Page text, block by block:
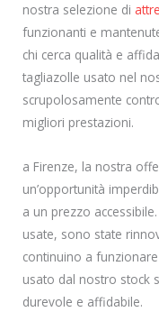
nostra selezione di
funzionanti e
chi cerca qualità e
tagliazolle usato nel
scrupolosamente
migliori prestazioni.
a Firenze, la nostra
un’opportunità
a un prezzo
usate, sono state
continuino a
usato dal nostro stock
durevole e affidabile.